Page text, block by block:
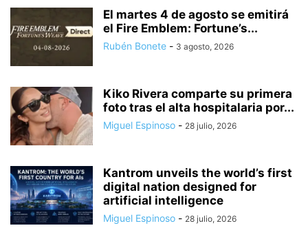
El martes 4 de agosto se emitirá
el Fire Emblem: Fortune’s...
Rubén Bonete - 3 agosto, 2026
Kiko Rivera comparte su primera
foto tras el alta hospitalaria por...
Miguel Espinoso - 28 julio, 2026
Kantrom unveils the world’s first
digital nation designed for
artificial intelligence
Miguel Espinoso - 28 julio, 2026